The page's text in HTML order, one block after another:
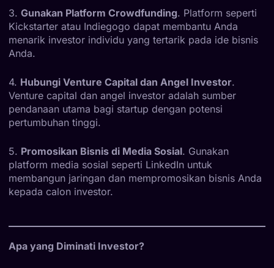
3. Gunakan Platform Crowdfunding. Platform seperti
Kickstarter atau Indiegogo dapat membantu Anda
menarik investor individu yang tertarik pada ide bisnis
Anda.
4. Hubungi Venture Capital dan Angel Investor.
Venture capital dan angel investor adalah sumber
pendanaan utama bagi startup dengan potensi
pertumbuhan tinggi.
5. Promosikan Bisnis di Media Sosial. Gunakan
platform media sosial seperti LinkedIn untuk
membangun jaringan dan mempromosikan bisnis Anda
kepada calon investor.
Apa yang Diminati Investor?